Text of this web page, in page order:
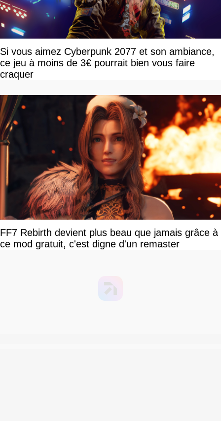
Si vous aimez Cyberpunk 2077 et son ambiance,
ce jeu à moins de 3€ pourrait bien vous faire
craquer
FF7 Rebirth devient plus beau que jamais grâce à
ce mod gratuit, c'est digne d'un remaster